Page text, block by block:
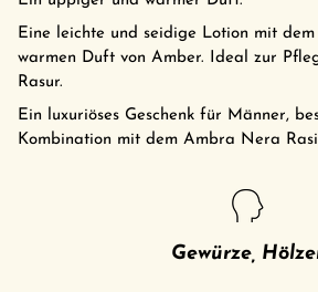
Eine leichte und seidige Lotion mit dem
warmen Duft von Amber. Ideal zur
Rasur.
Ein luxuriöses Geschenk für Männer,
Kombination mit dem Ambra Nera
Gewürze,